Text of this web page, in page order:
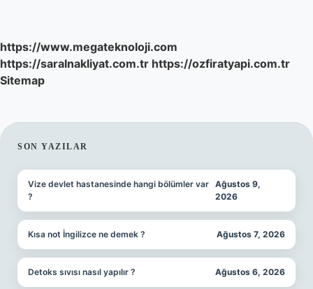
https://www.megateknoloji.com
https://saralnakliyat.com.tr https://ozfiratyapi.com.tr
Sitemap
SIDEBAR
SON YAZILAR
Vize devlet hastanesinde hangi bölümler var
?
Ağustos 9,
2026
Kısa not İngilizce ne demek ? Ağustos 7, 2026
Detoks sıvısı nasıl yapılır ? Ağustos 6, 2026